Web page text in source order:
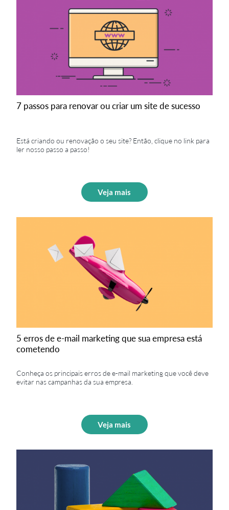
7 passos para renovar ou criar um site de sucesso
Está criando ou renovação o seu site? Então, clique no link para
ler nosso passo a passo!
Veja mais
5 erros de e-mail marketing que sua empresa está
cometendo
Conheça os principais erros de e-mail marketing que você deve
evitar nas campanhas da sua empresa.
Veja mais